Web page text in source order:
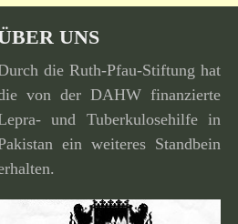
UNS
die Ruth-Pfau-Stiftung hat
von der DAHW finan­zierte
und Tuberkulosehilfe in
ein weiteres Standbein